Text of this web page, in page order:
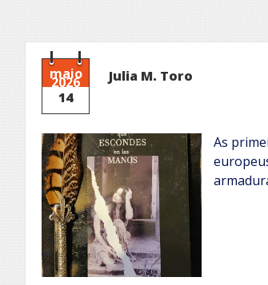
maio
2026
14
Julia M. Toro
As